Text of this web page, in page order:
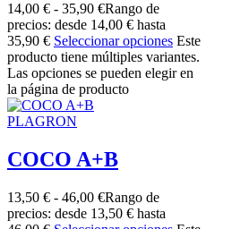
14,00 € - 35,90 €Rango de
precios: desde 14,00 € hasta
35,90 € Seleccionar opciones Este
producto tiene múltiples variantes.
Las opciones se pueden elegir en
la página de producto
PLAGRON
COCO A+B
13,50 € - 46,00 €Rango de
precios: desde 13,50 € hasta